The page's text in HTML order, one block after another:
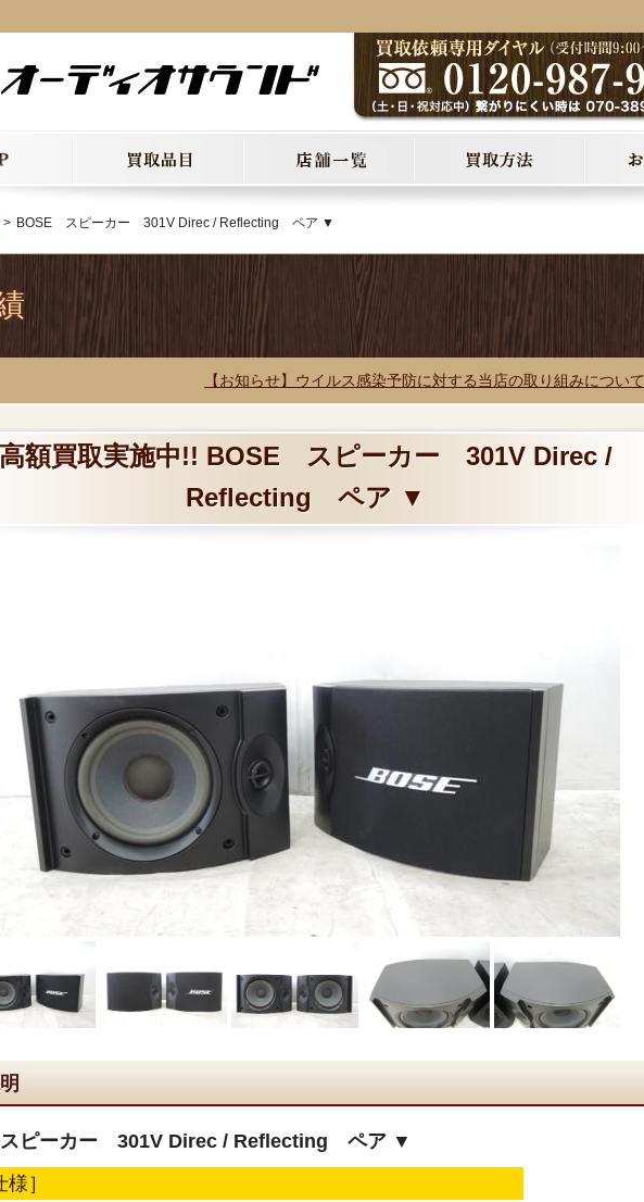
BOSE スピーカー 301V Direc / Reflecting ペア ▼
【お知らせ】ウイルス感染予防に対する当店の取り組みについて
高額買取実施中!! BOSE スピーカー 301V Direc /
Reflecting ペア ▼
ピーカー 301V Direc / Reflecting ペア ▼
様］